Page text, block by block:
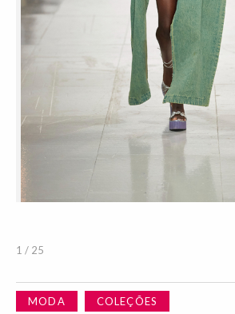
1 / 25
MODA
COLEÇÕES